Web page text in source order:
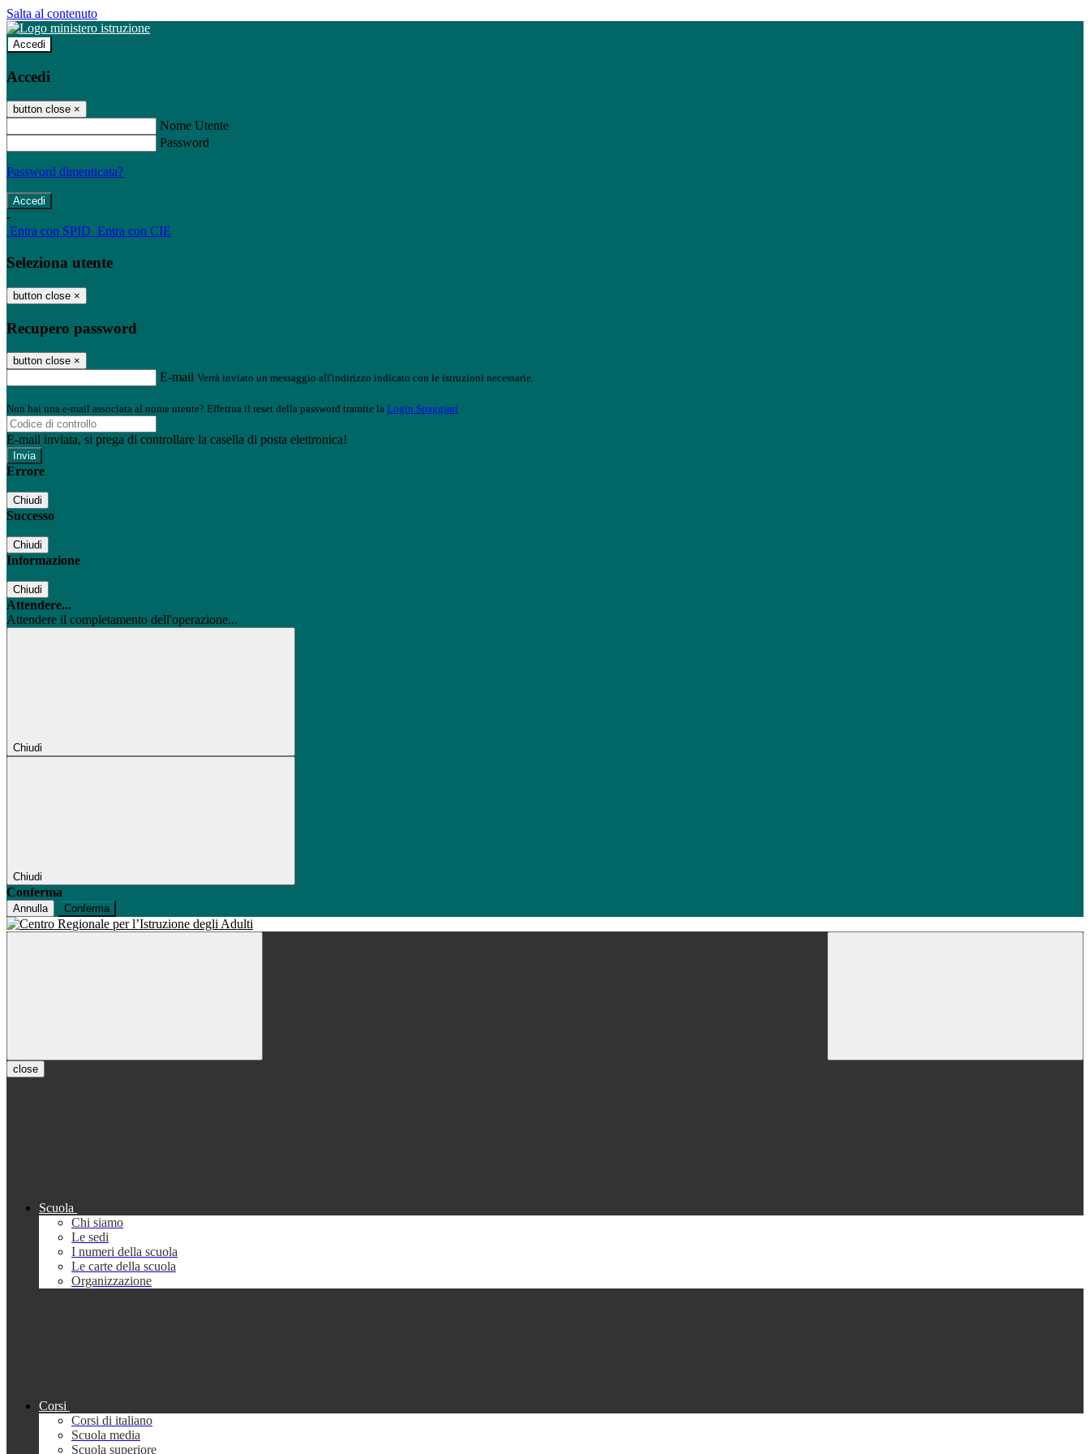
Salta al contenuto
Accedi
Accedi
button close ×
Nome Utente
Password
Password dimenticata?
-
Entra con SPID Entra con CIE
Seleziona utente
button close ×
Recupero password
button close ×
E-mail Verrà inviato un messaggio all'indirizzo indicato con le istruzioni necessarie.
Non hai una e-mail associata al nome utente? Effettua il reset della password tramite la Login Spaggiari
E-mail inviata, si prega di controllare la casella di posta elettronica!
Errore
Chiudi
Successo
Chiudi
Informazione
Chiudi
Attendere...
Attendere il completamento dell'operazione...
Chiudi
Chiudi
Conferma
Annulla Conferma
close
Scuola
Chi siamo
Le sedi
I numeri della scuola
Le carte della scuola
Organizzazione
Corsi
Corsi di italiano
Scuola media
Scuola superiore